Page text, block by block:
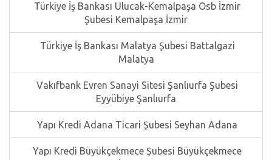
Türkiye İş Bankası Ulucak-Kemalpaşa Osb İzmir
Şubesi Kemalpaşa İzmir
Türkiye İş Bankası Malatya Şubesi Battalgazi
Malatya
Vakıfbank Evren Sanayi Sitesi Şanlıurfa Şubesi
Eyyübiye Şanlıurfa
Yapı Kredi Adana Ticari Şubesi Seyhan Adana
Yapı Kredi Büyükçekmece Şubesi Büyükçekmece